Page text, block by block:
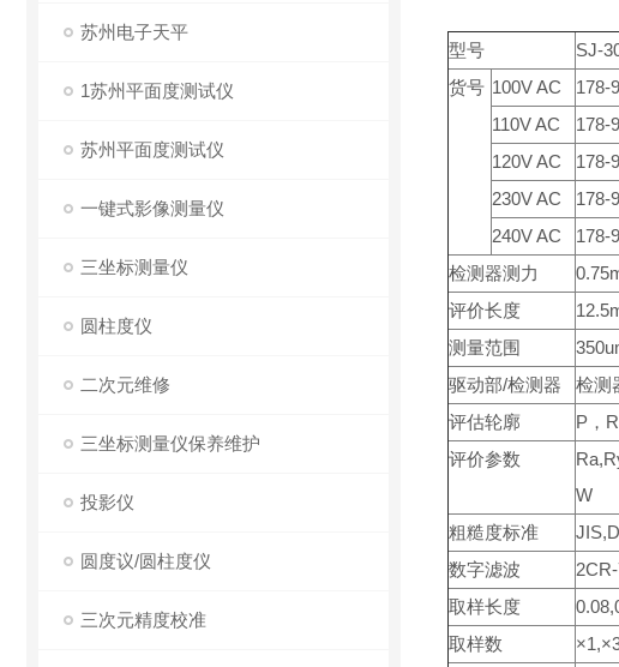
苏州电子天平
1苏州平面度测试仪
苏州平面度测试仪
一键式影像测量仪
三坐标测量仪
圆柱度仪
二次元维修
三坐标测量仪保养维护
投影仪
圆度议/圆柱度仪
三次元精度校准
型号 SJ-
货号 100V AC 178-
110V AC
178-
120V AC
178-
230V AC
178-
240V AC
178-
检测器测力
评价长度
测量范围
驱动部/检测器
检测
评估轮廓
P，
评价参数
W
粗糙度标准
数字滤波
取样长度
取样数